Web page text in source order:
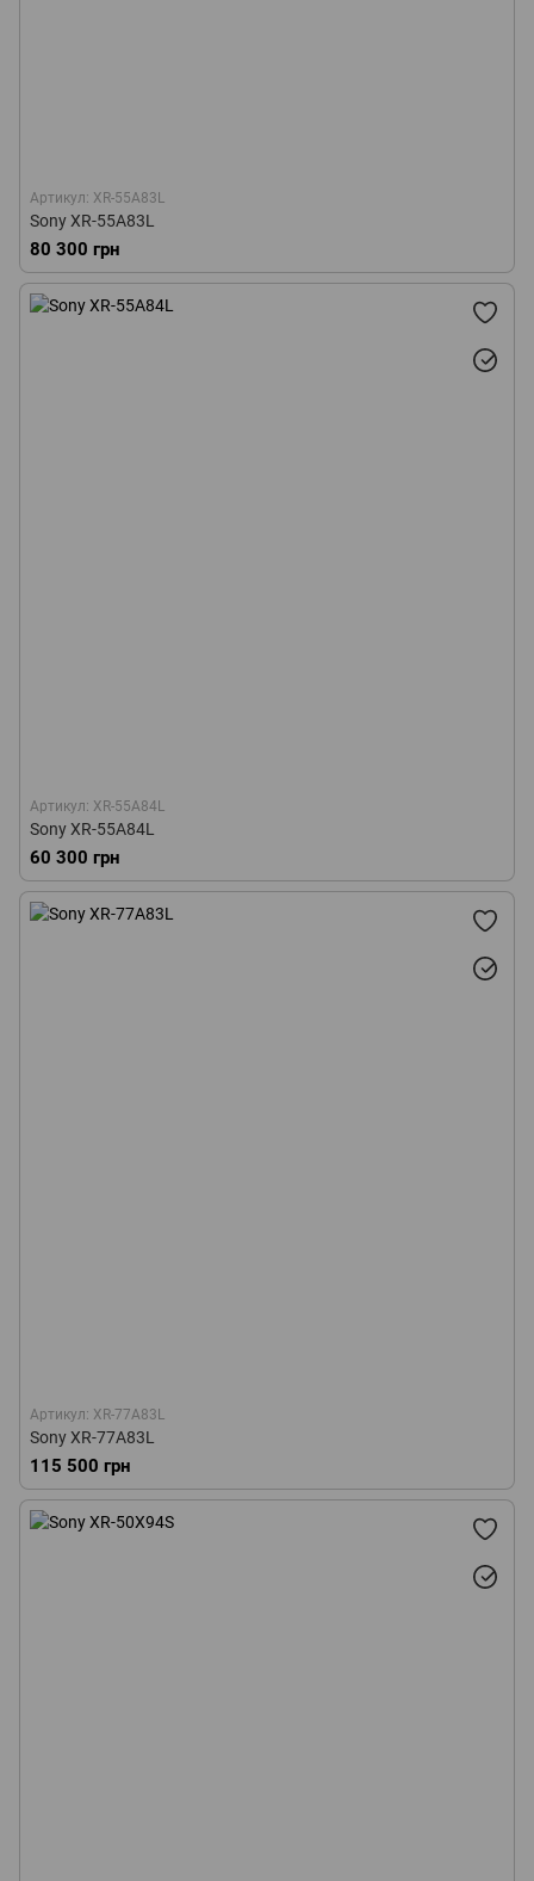
Артикул: XR-55A83L
Sony XR-55A83L
80 300 грн
Артикул: XR-55A84L
Sony XR-55A84L
60 300 грн
Артикул: XR-77A83L
Sony XR-77A83L
115 500 грн